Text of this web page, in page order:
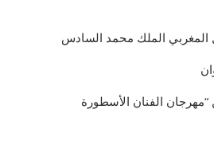
المغربي الملك محمد السادس
الفنان الأسطورة